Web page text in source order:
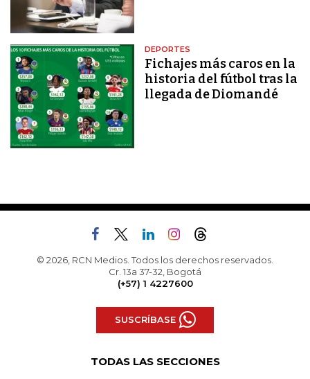
DEPORTES
Fichajes más caros en la
historia del fútbol tras la
llegada de Diomandé
© 2026, RCN Medios. Todos los derechos reservados.
Cr. 13a 37-32, Bogotá
(+57) 1 4227600
SUSCRÍBASE
TODAS LAS SECCIONES